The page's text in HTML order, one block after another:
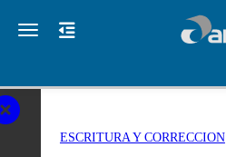
Toggle navigation
ESCRITURA Y CORRECCION